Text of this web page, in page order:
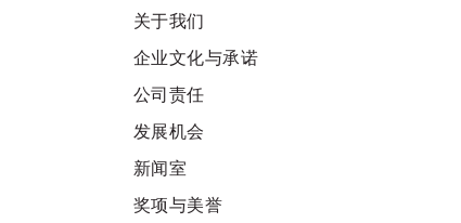
关于我们
企业文化与承诺
公司责任
发展机会
新闻室
奖项与美誉